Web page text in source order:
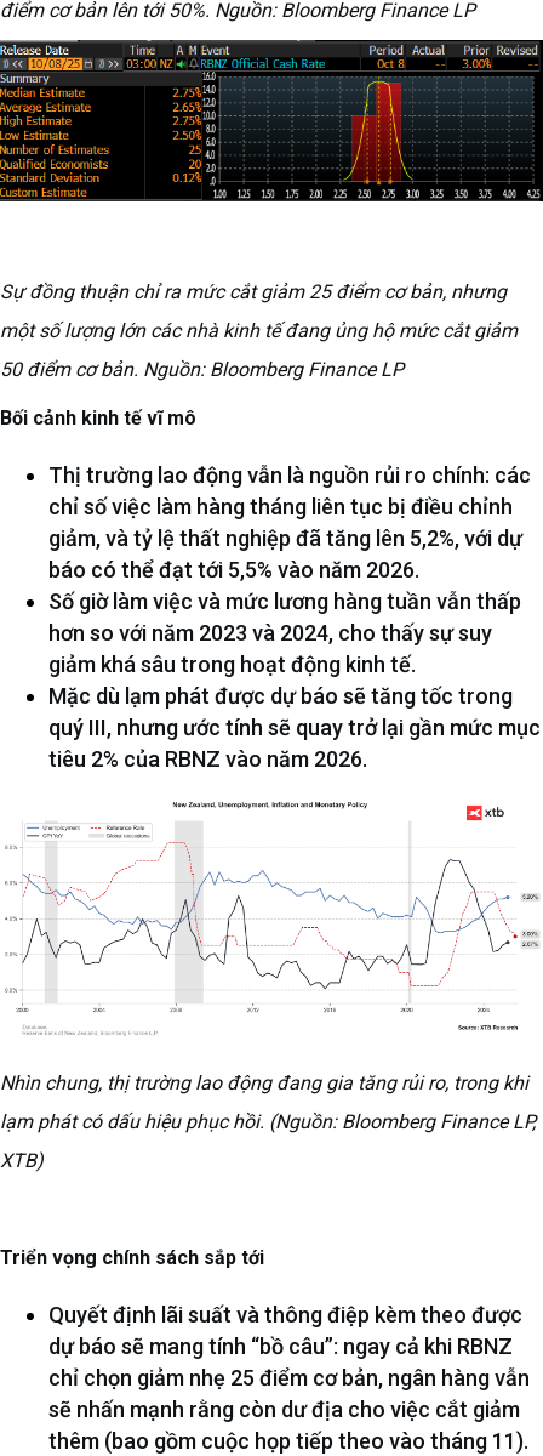
điểm cơ bản lên tới 50%. Nguồn: Bloomberg Finance LP
Sự đồng thuận chỉ ra mức cắt giảm 25 điểm cơ bản, nhưng
một số lượng lớn các nhà kinh tế đang ủng hộ mức cắt giảm
50 điểm cơ bản. Nguồn: Bloomberg Finance LP
Bối cảnh kinh tế vĩ mô
Thị trường lao động vẫn là nguồn rủi ro chính: các
chỉ số việc làm hàng tháng liên tục bị điều chỉnh
giảm, và tỷ lệ thất nghiệp đã tăng lên 5,2%, với dự
báo có thể đạt tới 5,5% vào năm 2026.
Số giờ làm việc và mức lương hàng tuần vẫn thấp
hơn so với năm 2023 và 2024, cho thấy sự suy
giảm khá sâu trong hoạt động kinh tế.
Mặc dù lạm phát được dự báo sẽ tăng tốc trong
quý III, nhưng ước tính sẽ quay trở lại gần mức mục
tiêu 2% của RBNZ vào năm 2026.
Nhìn chung, thị trường lao động đang gia tăng rủi ro, trong khi
lạm phát có dấu hiệu phục hồi. (Nguồn: Bloomberg Finance LP,
XTB)
Triển vọng chính sách sắp tới
Quyết định lãi suất và thông điệp kèm theo được
dự báo sẽ mang tính “bồ câu”: ngay cả khi RBNZ
chỉ chọn giảm nhẹ 25 điểm cơ bản, ngân hàng vẫn
sẽ nhấn mạnh rằng còn dư địa cho việc cắt giảm
thêm (bao gồm cuộc họp tiếp theo vào tháng 11).